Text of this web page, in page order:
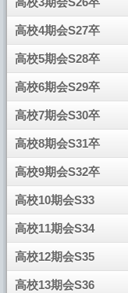
親しい葬儀屋さんに
た。案内状を発送
たところ６１名の参
１０月２０日(土)
し、来賓の小泉竹一
き良き思い出話し
た。続いて、同期
「今も現役で活躍中
る健康づくりの話
に至った経緯を披露
ＣＤによる伴奏で参
は懇談・ゲームなど
きく膨らみました。
参加いただいた同
様、そして葬儀屋
高校4期会S27卒
高校5期会S28卒
高校6期会S29卒
高校7期会S30卒
高校8期会S31卒
高校9期会S32卒
高校10期会S33
高校11期会S34
高校12期会S35
高校13期会S36